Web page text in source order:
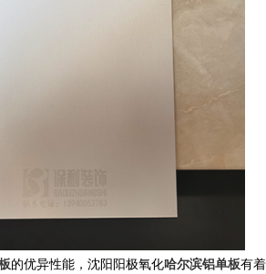
的优异性能，沈阳阳极氧化哈尔滨铝单板有着